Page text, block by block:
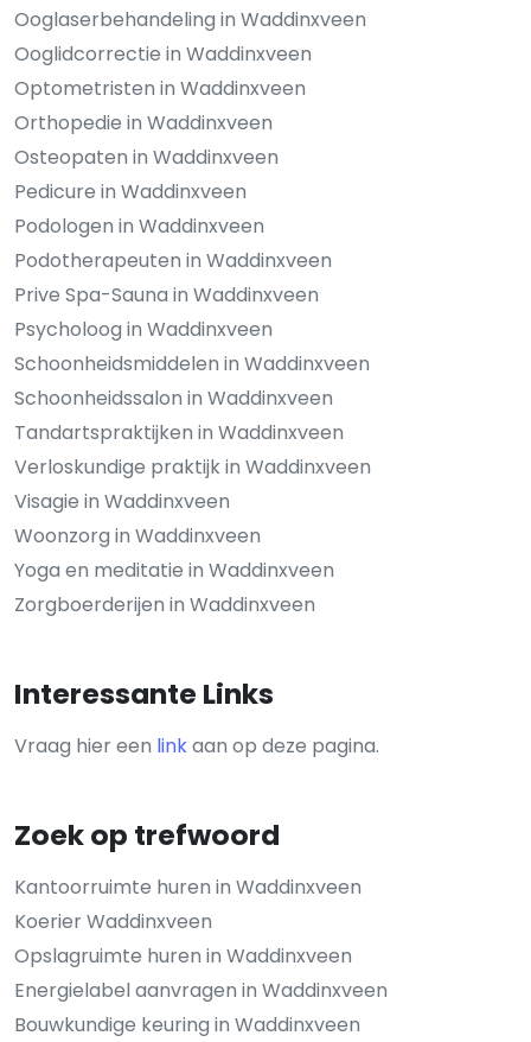
Ooglaserbehandeling in Waddinxveen
Ooglidcorrectie in Waddinxveen
Optometristen in Waddinxveen
Orthopedie in Waddinxveen
Osteopaten in Waddinxveen
Pedicure in Waddinxveen
Podologen in Waddinxveen
Podotherapeuten in Waddinxveen
Prive Spa-Sauna in Waddinxveen
Psycholoog in Waddinxveen
Schoonheidsmiddelen in Waddinxveen
Schoonheidssalon in Waddinxveen
Tandartspraktijken in Waddinxveen
Verloskundige praktijk in Waddinxveen
Visagie in Waddinxveen
Woonzorg in Waddinxveen
Yoga en meditatie in Waddinxveen
Zorgboerderijen in Waddinxveen
Interessante Links
Vraag hier een linkaan op deze pagina.
Zoek op trefwoord
Kantoorruimte huren in Waddinxveen
Koerier Waddinxveen
Opslagruimte huren in Waddinxveen
Energielabel aanvragen in Waddinxveen
Bouwkundige keuring in Waddinxveen